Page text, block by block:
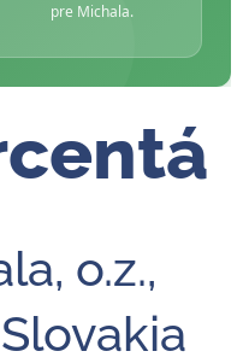
pre Michala.
o.z.,